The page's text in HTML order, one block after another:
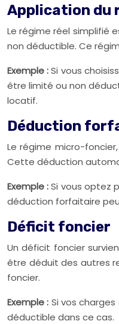
Application du
Le régime réel simplifié
non déductible. Ce
Exemple :Si vous
être limité ou non
locatif.
Déduction
Le régime micro-
Cette déduction
Exemple :Si vous optez
déduction forfaitaire
Déficit foncier
Un déficit foncier
être déduit des autres
foncier.
Exemple : Si vos
déductible dans ce cas.